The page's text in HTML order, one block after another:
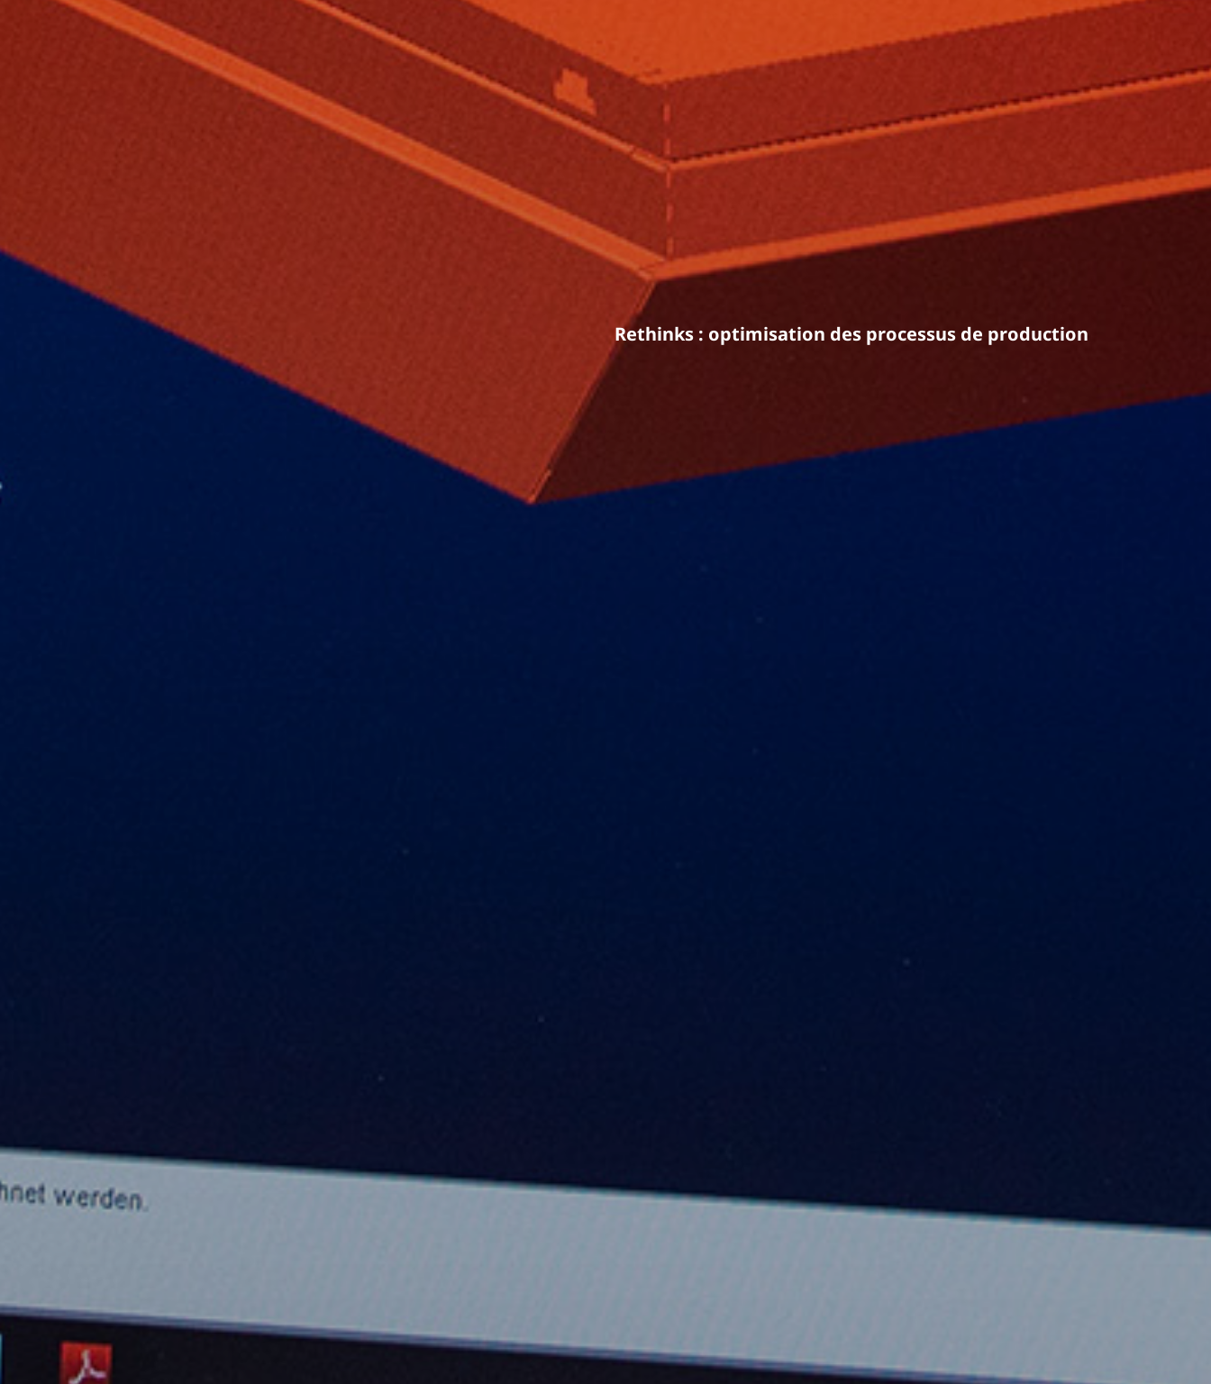
Rethinks : optimisation des processus de production